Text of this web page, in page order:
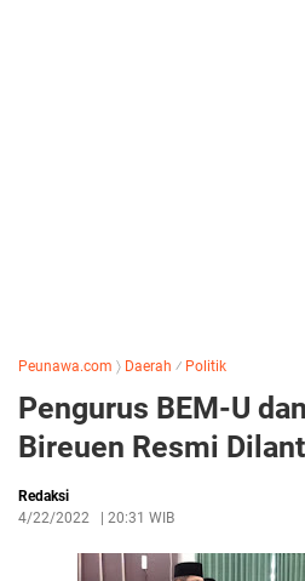
Peunawa.com 〉 Daerah ⁄ Politik
Pengurus BEM-U
Bireuen Resmi
Redaksi
4/22/2022
20:31 WIB